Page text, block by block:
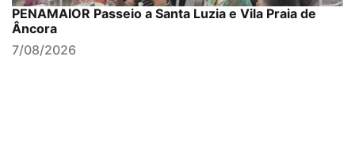
PENAMAIOR Passeio a Santa Luzia e Vila Praia de
Âncora
7/08/2026